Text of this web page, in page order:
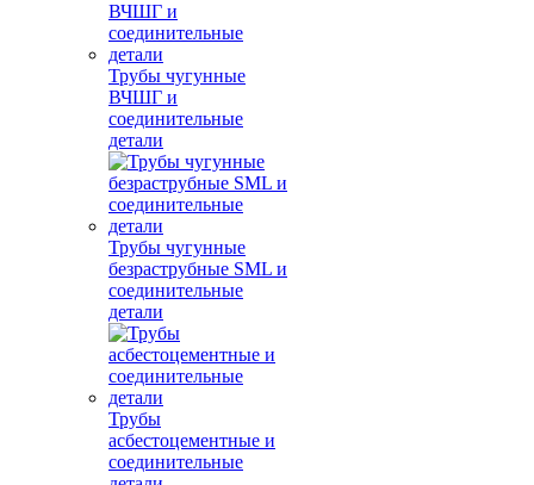
Трубы чугунные
ВЧШГ и
соединительные
детали
Трубы чугунные
безраструбные SML и
соединительные
детали
Трубы
асбестоцементные и
соединительные